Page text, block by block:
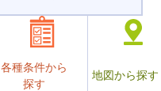
各種条件から
探す
地図から探す